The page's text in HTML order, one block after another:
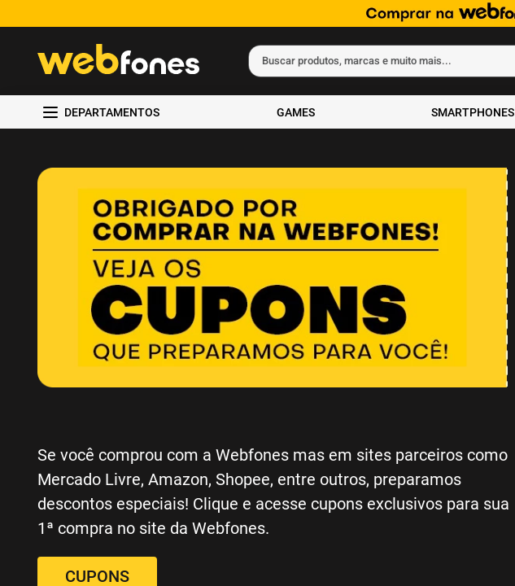
Buscar produtos, marcas e muito mais...
DEPARTAMENTOS GAMES SMARTPHONES
Se você comprou com a Webfones mas em sites parceiros como
Mercado Livre, Amazon, Shopee, entre outros, preparamos
descontos especiais! Clique e acesse cupons exclusivos para sua
1ª compra no site da Webfones.
CUPONS
Termos mais buscados
1º
ps5
4º
ps4
5º notebook